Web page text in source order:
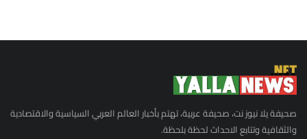
صحيفة يلا نيوز نت، صحيفة عربية، تهتم بأخبار العالم العربي السياسية والاقتصادية
والثقافية وتتابع الاحداث لحظة بلحظة.